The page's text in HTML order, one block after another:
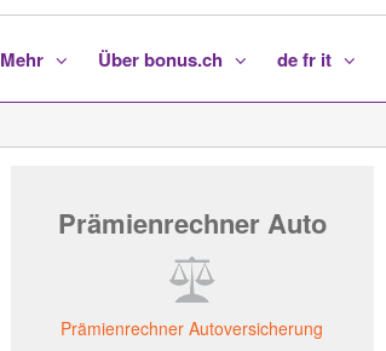
Mehr Über bonus.ch de fr it
Prämienrechner Auto
Prämienrechner Autoversicherung